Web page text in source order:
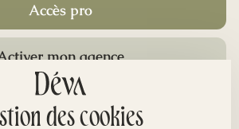
Accès pro
mon agence
des cookies